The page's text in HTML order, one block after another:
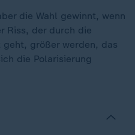
die Wahl gewinnt, wenn
Riss, der durch die
größer werden, das
die Polarisierung